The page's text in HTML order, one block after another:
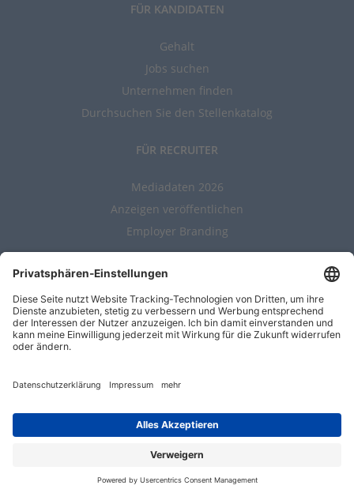
FÜR KANDIDATEN
Gehalt
Jobs suchen
Unternehmen finden
Durchsuchen Sie den Stellenkatalog
FÜR RECRUITER
Mediadaten 2026
Anzeigen veröffentlichen
Employer Branding
ALLGEMEIN
Kontakt
AGBs
Entwickelt durchJobiqo